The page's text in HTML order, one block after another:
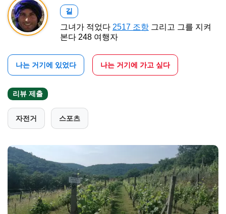
길
그녀가 적었다 2517 조항 그리고 그를 지켜
본다 248 여행자
나는 거기에 있었다 나는 거기에 가고 싶다
리뷰 제출
자전거 스포츠